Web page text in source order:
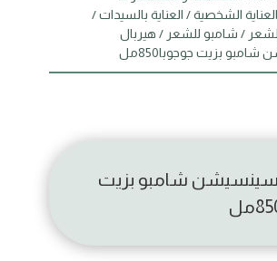
العناية الشخصية/ العناية بالسيدات/
/ شامبو للشعر / هيربال
بزيت جوجوبا850مل
سينسيشن شامبو بزيت